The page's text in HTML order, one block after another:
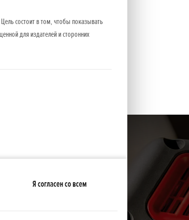
состоит в том, чтобы показывать
для издателей и сторонних
Я согласен со всем
работать 65 минут.